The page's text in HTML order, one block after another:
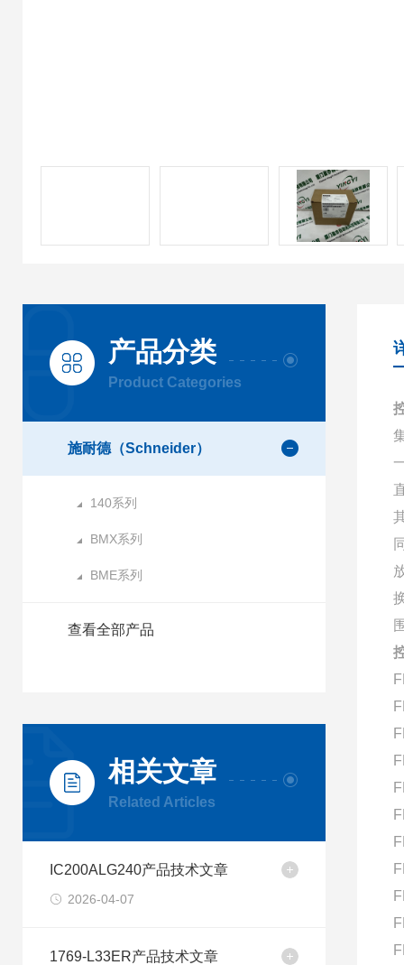
产品分类
Product Categories
施耐德（Schneider）
140系列
BMX系列
BME系列
查看全部产品
相关文章
Related Articles
IC200ALG240产品技术文章
2026-04-07
1769-L33ER产品技术文章